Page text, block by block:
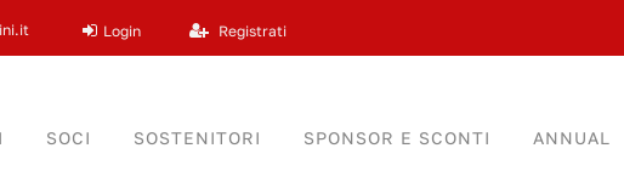
Login Registrati
SOCI SOSTENITORI SPONSOR E SCONTI ANNUAL